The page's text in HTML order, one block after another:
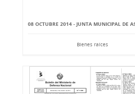
08 OCTUBRE 2014 - JUNTA MUNICIPAL DE
Bienes raíces